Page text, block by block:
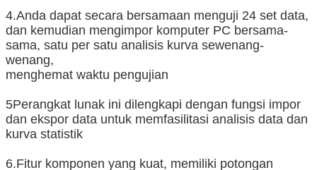
4.Anda dapat secara bersamaan menguji 24 set data,
dan kemudian mengimpor komputer PC bersama-
sama, satu per satu analisis kurva sewenang-
wenang,
menghemat waktu pengujian
5Perangkat lunak ini dilengkapi dengan fungsi impor
dan ekspor data untuk memfasilitasi analisis data dan
kurva statistik
6.Fitur komponen yang kuat, memiliki potongan